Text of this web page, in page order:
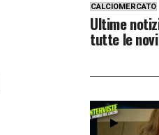
CALCIOMERCATO
Ultime
tutte le